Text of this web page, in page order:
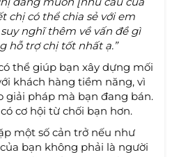
chị có thể chia sẻ với em
nghĩ thêm về vấn đề gì
hỗ trợ chị tốt nhất ạ.”
thể giúp bạn xây dựng mối
khách hàng tiềm năng, vì
giải pháp mà bạn đang bán.
cơ hội từ chối bạn hơn.
một số cản trở nếu như
bạn không phải là người